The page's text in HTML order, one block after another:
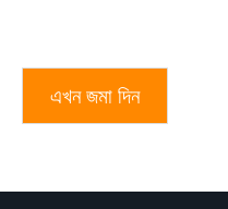
এখন জমা দিন